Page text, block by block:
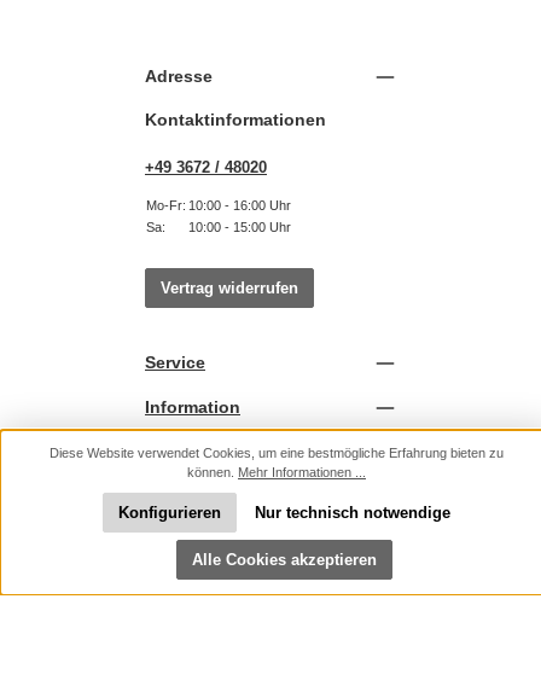
gegründet. Zu Weltgeltung gelangte die renommierte
Thüringer Manufaktur durch ihre seit 1849 auf Anregung
von Gottfried Henklein gefertigten Lithophanien: ...
Adresse
Kontaktinformationen
+49 3672 / 48020
Werkzeugleiste anzeigen
Diese Website verwendet Cookies, um eine bestmögliche Erfahrung bieten zu
können. Mehr Informationen ...
Nur technisch notwendige
Konfigurieren
Alle Cookies akzeptieren